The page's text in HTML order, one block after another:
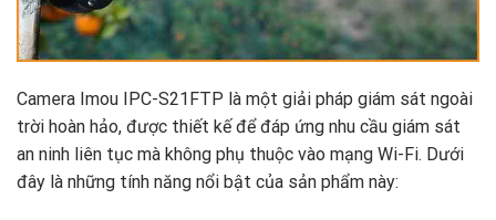
Camera Imou IPC-S21FTP là một giải pháp giám sát ngoài
trời hoàn hảo, được thiết kế để đáp ứng nhu cầu giám sát
an ninh liên tục mà không phụ thuộc vào mạng Wi-Fi. Dưới
đây là những tính năng nổi bật của sản phẩm này: